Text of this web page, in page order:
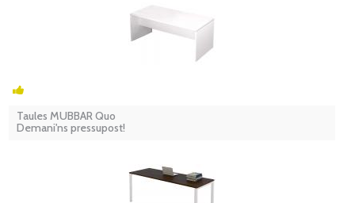
Taules MUBBAR Quo
Demani'ns pressupost!